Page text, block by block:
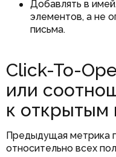
Добавлять в
элементов, а не
письма.
Click-To-
или
к открытым
Предыдущая метрика
относительно всех